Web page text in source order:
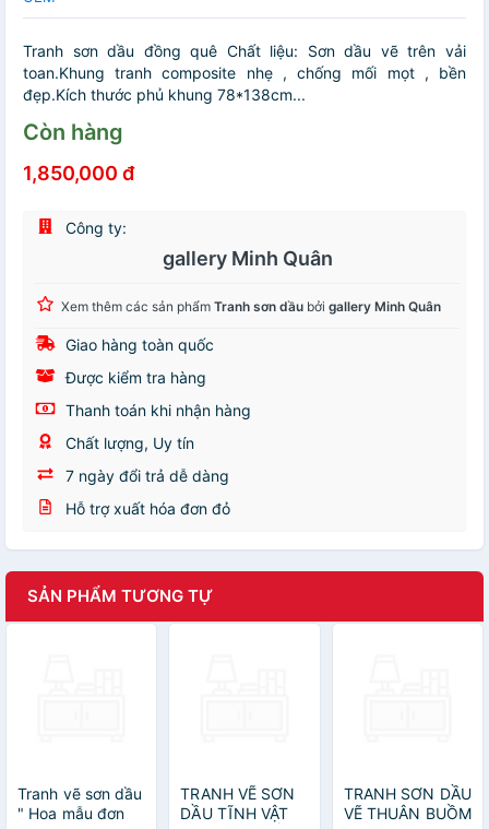
Tranh sơn dầu đồng quê Chất liệu: Sơn dầu vẽ trên vải
toan.Khung tranh composite nhẹ , chống mối mọt , bền
đẹp.Kích thước phủ khung 78*138cm...
Còn hàng
1,850,000 đ
Công ty:
gallery Minh Quân
Xem thêm các sản phẩm Tranh sơn dầu bởi gallery Minh Quân
Giao hàng toàn quốc
Được kiểm tra hàng
Thanh toán khi nhận hàng
Chất lượng, Uy tín
7 ngày đổi trả dễ dàng
Hỗ trợ xuất hóa đơn đỏ
SẢN PHẨM TƯƠNG TỰ
Tranh vẽ sơn dầu
" Hoa mẫu đơn
TRANH VẼ SƠN
DẦU TĨNH VẬT
TRANH SƠN DẦU
VẼ THUÂN BUỒM